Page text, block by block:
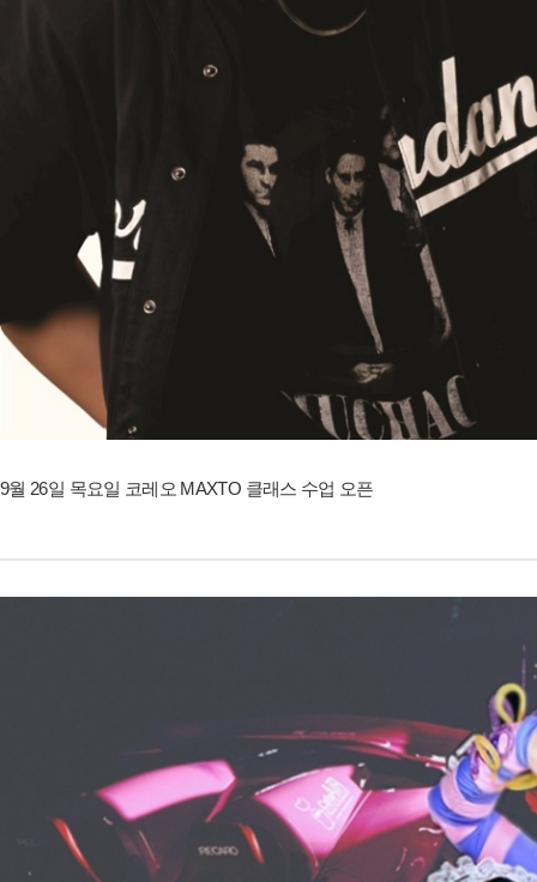
9월 26일 목요일 코레오 MAXTO 클래스 수업 오픈